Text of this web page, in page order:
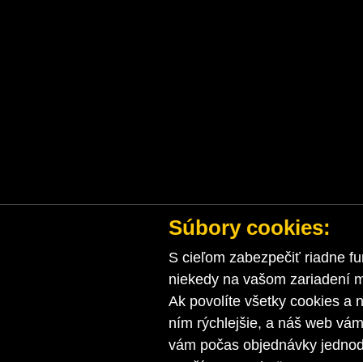
Súbory cookies:
S cieľom zabezpečiť riadne
niekedy na vašom zariadení
Ak povolíte všetky cookies a
ním rýchlejšie, a náš web
vám počas objednávky